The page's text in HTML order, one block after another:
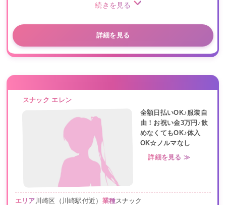
続きを見る
詳細を見る
スナック エレン
全額日払いOK♪服装自
由！お祝い金3万円♪飲
めなくてもOK♪体入
OK☆ノルマなし
詳細を見る ≫
エリア 川崎区（川崎駅付近） 業種スナック